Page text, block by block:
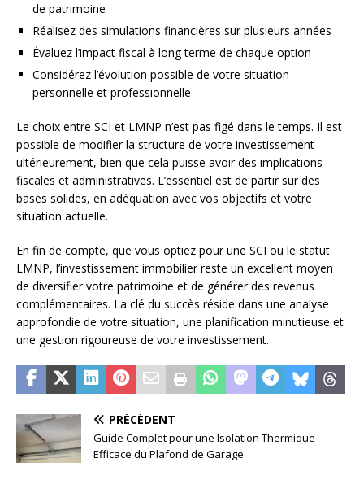
de patrimoine
Réalisez des simulations financières sur plusieurs années
Évaluez l’impact fiscal à long terme de chaque option
Considérez l’évolution possible de votre situation
personnelle et professionnelle
Le choix entre SCI et LMNP n’est pas figé dans le temps. Il est
possible de modifier la structure de votre investissement
ultérieurement, bien que cela puisse avoir des implications
fiscales et administratives. L’essentiel est de partir sur des
bases solides, en adéquation avec vos objectifs et votre
situation actuelle.
En fin de compte, que vous optiez pour une SCI ou le statut
LMNP, l’investissement immobilier reste un excellent moyen
de diversifier votre patrimoine et de générer des revenus
complémentaires. La clé du succès réside dans une analyse
approfondie de votre situation, une planification minutieuse et
une gestion rigoureuse de votre investissement.
PRÉCÉDENT
Guide Complet pour une Isolation Thermique
Efficace du Plafond de Garage